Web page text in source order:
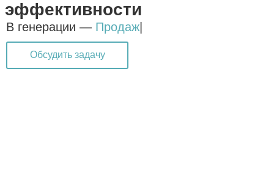
эффективности
В генерации — Зво|
Обсудить задачу